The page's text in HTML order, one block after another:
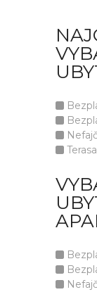
Terasa